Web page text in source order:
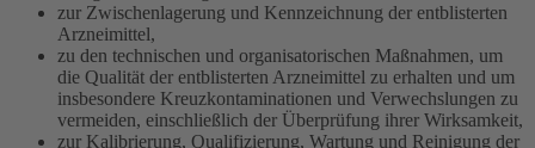
zur Zwischenlagerung und Kennzeichnung der entblisterten
Arzneimittel,
zu den technischen und organisatorischen Maßnahmen, um
die Qualität der entblisterten Arzneimittel zu erhalten und um
insbesondere Kreuzkontaminationen und Verwechslungen zu
vermeiden, einschließlich der Überprüfung ihrer Wirksamkeit,
zur Kalibrierung, Qualifizierung, Wartung und Reinigung der